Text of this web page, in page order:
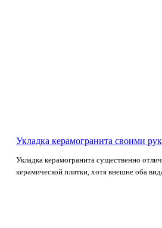
Укладка керамогранита своими
Укладка керамогранита существенно
керамической плитки, хотя внешне оба